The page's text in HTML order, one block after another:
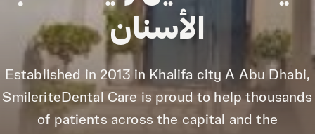
الأسنان
Established in 2013 in Khalifa city A Abu Dhabi,
SmileriteDental Care is proud to help thousands
of patients across the capital and the